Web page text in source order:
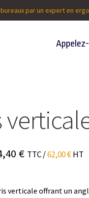
par un expert en
€ TTC /62,00€HT
verticale offrant un